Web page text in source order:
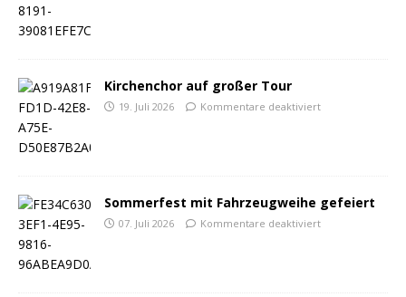
Kirchenchor auf großer Tour
19. Juli 2026 Kommentare deaktiviert
Sommerfest mit Fahrzeugweihe gefeiert
07. Juli 2026 Kommentare deaktiviert